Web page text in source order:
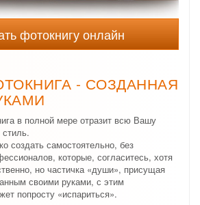
фотокнигу онлайн
- СОЗДАННАЯ
в полной мере отразит всю Вашу
создать самостоятельно, без
которые, согласитесь, хотя
но частичка «души», присущая
своими руками, с этим
попросту «испариться».